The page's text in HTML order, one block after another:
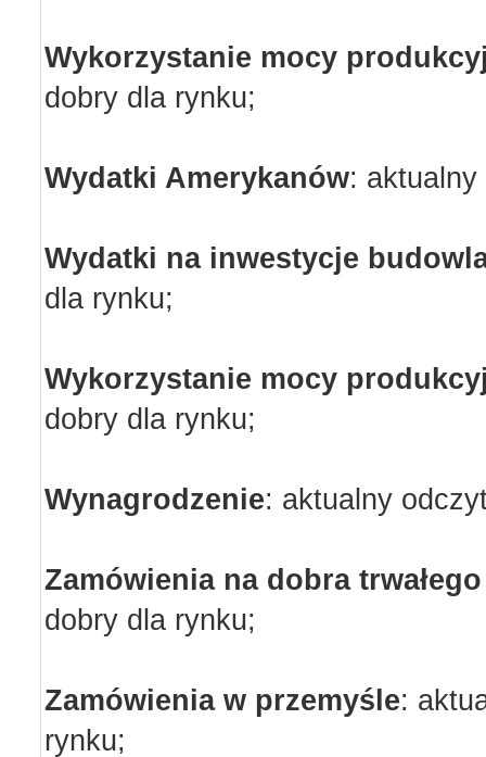
Wykorzystanie mocy
dobry dla rynku;
Wydatki Amerykanów:
Wydatki na inwestycje
dla rynku;
Wykorzystanie mocy
dobry dla rynku;
Wynagrodzenie: aktualny
Zamówienia na dobra
dobry dla rynku;
Zamówienia w przemyśle:
rynku;